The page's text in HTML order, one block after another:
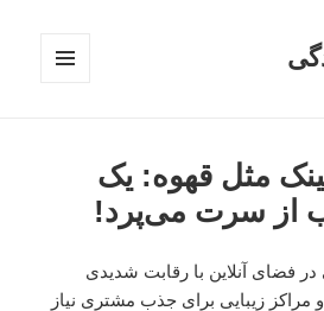
مثل قهوه: یک
از سرت می‌پرد!
فضای آنلاین با رقابت شدیدی
مراکز زیبایی برای جذب مشتری نیاز